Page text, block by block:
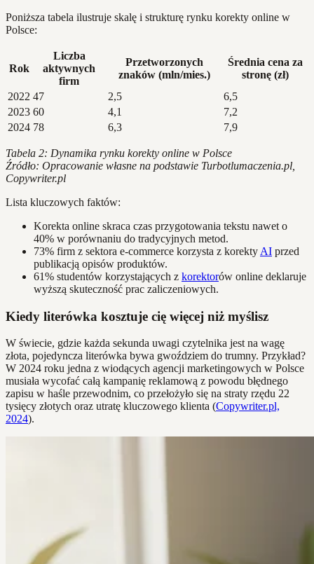
Poniższa tabela ilustruje skalę i strukturę rynku korekty online w
Polsce:
Rok
Liczba
aktywnych
firm
Przetworzonych
znaków (mln/mies.)
Średnia cena za
stronę (zł)
2022 47 2,5
6,5
2023 60 4,1
7,2
2024 78 6,3 7,9
Tabela 2: Dynamika rynku korekty online w Polsce
Źródło: Opracowanie własne na podstawie Turbotlumaczenia.pl,
Copywriter.pl
Lista kluczowych faktów:
Korekta online skraca czas przygotowania tekstu nawet o
40% w porównaniu do tradycyjnych metod.
73% firm z sektora e-commerce korzysta z korekty AI przed
publikacją opisów produktów.
61% studentów korzystających z korektorów online deklaruje
wyższą skuteczność prac zaliczeniowych.
Kiedy literówka kosztuje cię więcej niż myślisz
W świecie, gdzie każda sekunda uwagi czytelnika jest na wagę
złota, pojedyncza literówka bywa gwoździem do trumny. Przykład?
W 2024 roku jedna z wiodących agencji marketingowych w Polsce
musiała wycofać całą kampanię reklamową z powodu błędnego
zapisu w haśle przewodnim, co przełożyło się na straty rzędu 22
tysięcy złotych oraz utratę kluczowego klienta (Copywriter.pl,
2024).